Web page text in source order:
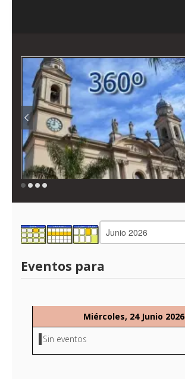
Ver más
Eventos para
Miércoles, 24 Junio 2026
Sin eventos